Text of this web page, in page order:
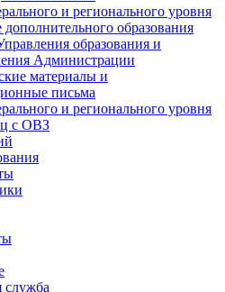
и регионального уровня
образования
образования и
Администрации
материалы и
письма
и регионального уровня
с ОВЗ
служба